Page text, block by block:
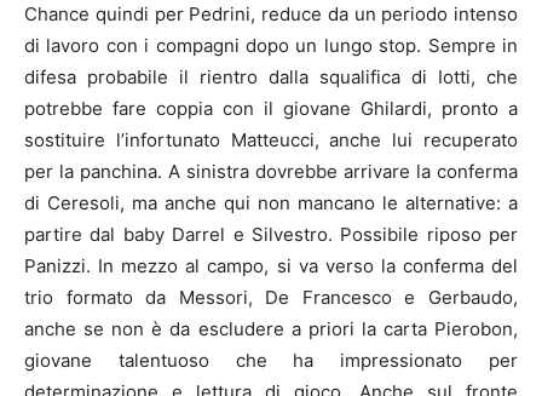
Chance quindi per Pedrini, reduce da un periodo intenso
di lavoro con i compagni dopo un lungo stop. Sempre in
difesa probabile il rientro dalla squalifica di Iotti, che
potrebbe fare coppia con il giovane Ghilardi, pronto a
sostituire l’infortunato Matteucci, anche lui recuperato
per la panchina. A sinistra dovrebbe arrivare la conferma
di Ceresoli, ma anche qui non mancano le alternative: a
partire dal baby Darrel e Silvestro. Possibile riposo per
Panizzi. In mezzo al campo, si va verso la conferma del
trio formato da Messori, De Francesco e Gerbaudo,
anche se non è da escludere a priori la carta Pierobon,
giovane talentuoso che ha impressionato per